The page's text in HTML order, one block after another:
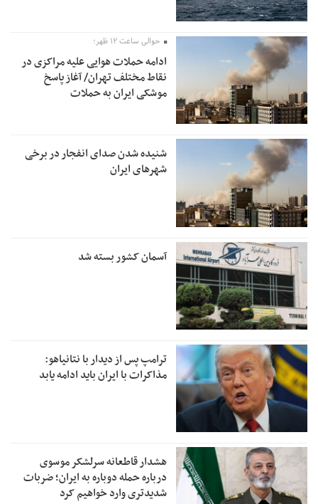
حوالی ساعت ۱۲ ظهر؛
ادامه حملات هوایی علیه مراکزی در
نقاط مختلف تهران/ آغاز پاسخ
موشکی ایران به حملات
شنیده شدن صدای انفجار در برخی
شهرهای ایران
آسمان کشور بسته شد
ترامپ پس از دیدار با نتانیاهو:
مذاکرات با ایران باید ادامه یابد
هشدار قاطعانه سرلشکر موسوی
درباره حمله دوباره به ایران؛ ضربات
شدیدتری وارد خواهیم کرد